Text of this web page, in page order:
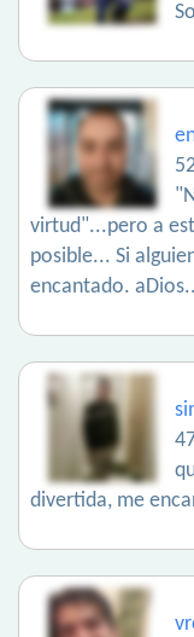
virtud"...pero a
posible... Si
encantado.
divertida, me